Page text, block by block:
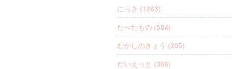
にっき (1263)
たべたもの (584)
むかしのきょう (395)
だいえっと (366)